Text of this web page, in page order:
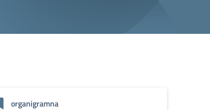
organigramna